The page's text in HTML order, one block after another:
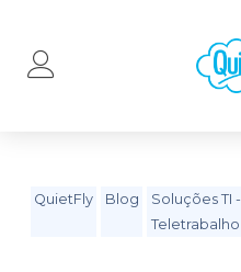
QuietFly Blog Soluções TI -
Teletrabalho